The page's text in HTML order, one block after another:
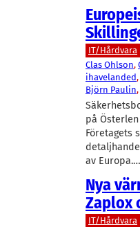
IT/Hårdvara
Clas Ohlson,
ihavelanded,
Björn Paulin,
på
Företagets
av Europa.…
Nya
Zaplox
IT/Hårdvara